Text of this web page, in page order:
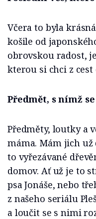
Včera to byla
košile od
obrovskou radost,
kterou si chci z cest
Předmět, s nímž
Předměty, loutky a
máma. Mám jich
to vyřezávané
domov. Ať už je to
psa Jonáše, nebo
z našeho seriálu
a loučit se s nimi